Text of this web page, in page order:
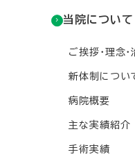
当院について
ご挨拶・理念・
新体制につい
病院概要
主な実績紹介
手術実績